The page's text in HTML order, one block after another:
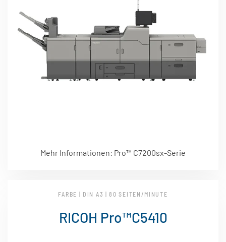
Mehr Informationen: Pro™ C7200sx-Serie
FARBE | DIN A3 | 80 SEITEN/MINUTE
RICOH Pro™C5410